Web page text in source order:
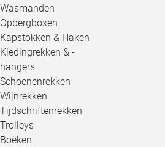
Wasmanden
Opbergboxen
Kapstokken & Haken
Kledingrekken & -
hangers
Schoenenrekken
Wijnrekken
Tijdschriftenrekken
Trolleys
Boeken